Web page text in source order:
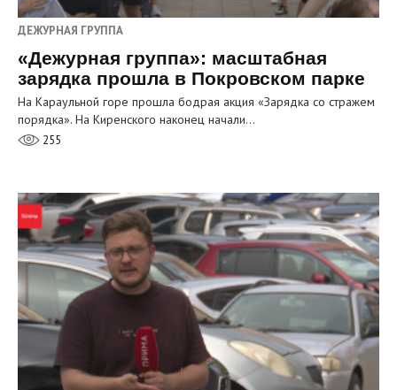
ДЕЖУРНАЯ ГРУППА
«Дежурная группа»: масштабная
зарядка прошла в Покровском парке
На Караульной горе прошла бодрая акция «Зарядка со стражем
порядка». На Киренского наконец начали…
255